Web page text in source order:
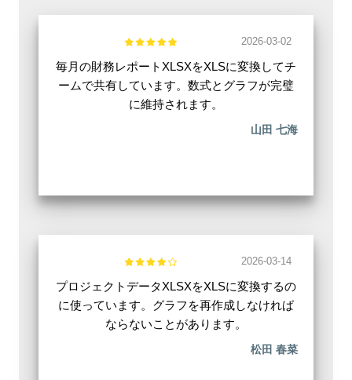
2026-03-02
毎月の財務レポートXLSXをXLSに変換してチ
ームで共有しています。数式とグラフが完璧
に維持されます。
山田 七海
2026-03-14
プロジェクトデータXLSXをXLSに変換するの
に使っています。グラフを再作成しなければ
ならないことがあります。
松田 春菜